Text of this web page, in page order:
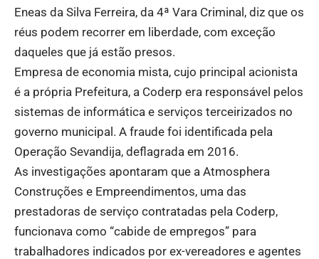
Eneas da Silva Ferreira, da 4ª Vara Criminal, diz que os
réus podem recorrer em liberdade, com exceção
daqueles que já estão presos.
Empresa de economia mista, cujo principal acionista
é a própria Prefeitura, a Coderp era responsável pelos
sistemas de informática e serviços terceirizados no
governo municipal. A fraude foi identificada pela
Operação Sevandija, deflagrada em 2016.
As investigações apontaram que a Atmosphera
Construções e Empreendimentos, uma das
prestadoras de serviço contratadas pela Coderp,
funcionava como “cabide de empregos” para
trabalhadores indicados por ex-vereadores e agentes